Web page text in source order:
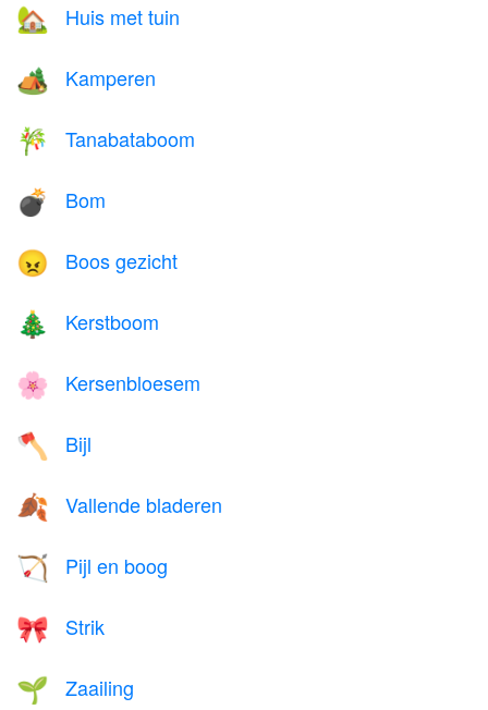
🏡 Huis met tuin
🏕️ Kamperen
🎋 Tanabataboom
💣 Bom
😠 Boos gezicht
🎄 Kerstboom
🌸 Kersenbloesem
🪓 Bijl
🍂 Vallende bladeren
🏹 Pijl en boog
🎀 Strik
🌱 Zaailing